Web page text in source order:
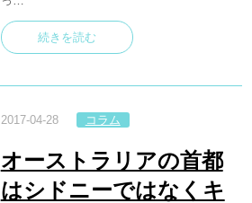
続きを読む
2017-04-28 コラム
オーストラリアの首都
はシドニーではなくキ